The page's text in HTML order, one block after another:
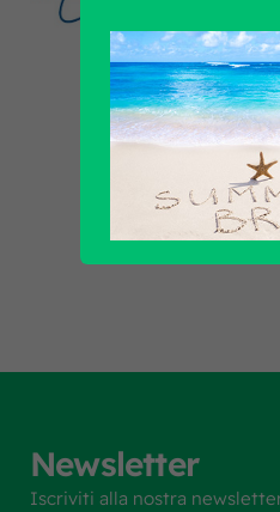
Scopri
Newsletter
Iscriviti alla nostra